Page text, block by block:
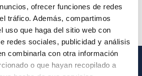
ofrecer funciones de redes
tráfico. Además, compartimos
uso que haga del sitio web con
redes sociales, publicidad y análisis
combinarla con otra información
o que hayan recopilado a